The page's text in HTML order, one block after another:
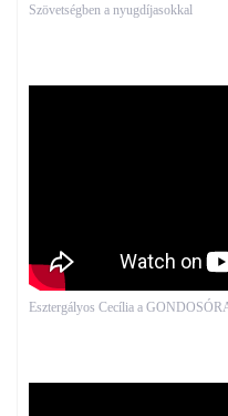
Szövetségben a nyugdíjasokkal
Esztergályos Cecília a